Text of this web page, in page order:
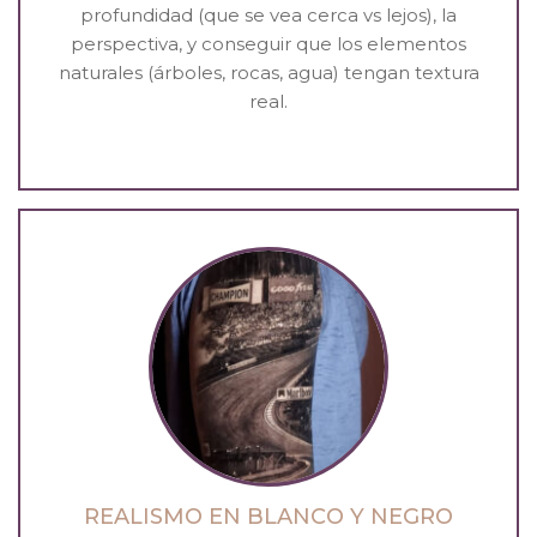
profundidad (que se vea cerca vs lejos), la
perspectiva, y conseguir que los elementos
naturales (árboles, rocas, agua) tengan textura
real.
REALISMO EN BLANCO Y NEGRO